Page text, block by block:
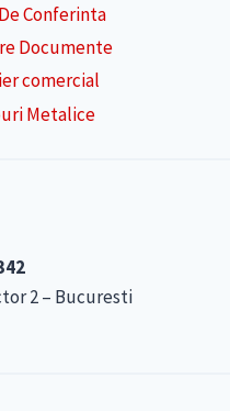
Conferinta
Documente
comercial
Metalice
2 – Bucuresti